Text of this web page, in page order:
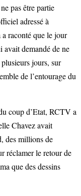
pas être partie
adressé à
raconté que le jour
demandé de ne
jours, sur
de l’entourage du
coup d’Etat, RCTV a
Chavez avait
des millions de
réclamer le retour de
que des dessins